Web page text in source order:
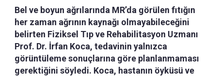
Bel ve boyun ağrılarında MR’da görülen fıtığın
her zaman ağrının kaynağı olmayabileceğini
belirten Fiziksel Tıp ve Rehabilitasyon Uzmanı
Prof. Dr. İrfan Koca, tedavinin yalnızca
görüntüleme sonuçlarına göre planlanmaması
gerektiğini söyledi. Koca, hastanın öyküsü ve